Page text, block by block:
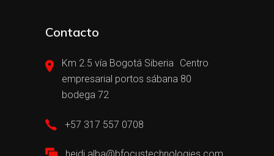
Contacto
Km 2.5 vía Bogotá Siberia Centro
empresarial portos sábana 80
bodega 72
+57 317 557 0708